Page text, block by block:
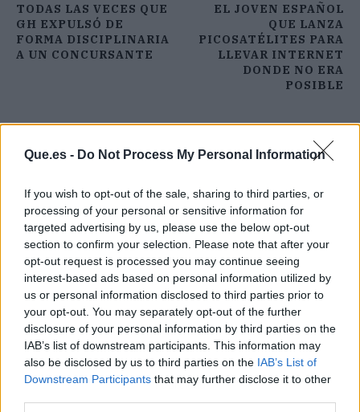
Que.es - Do Not Process My Personal Information
If you wish to opt-out of the sale, sharing to third parties, or
processing of your personal or sensitive information for
targeted advertising by us, please use the below opt-out
section to confirm your selection. Please note that after your
opt-out request is processed you may continue seeing
interest-based ads based on personal information utilized by
us or personal information disclosed to third parties prior to
your opt-out. You may separately opt-out of the further
disclosure of your personal information by third parties on the
IAB’s list of downstream participants. This information may
also be disclosed by us to third parties on the IAB’s List of
Downstream Participants that may further disclose it to other
TODAS LAS VECES QUE
GH EXPULSÓ DE
FORMA DISCIPLINARIA
A UN CONCURSANTE
EL JOVEN ESPAÑOL
QUE LANZA
PICOSATÉLITES PARA
LLEVAR INTERNET
DONDE NO ERA
POSIBLE
Publicidad